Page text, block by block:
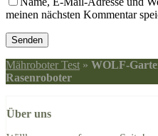
meinen nächsten Kommentar
Mähroboter Test » WOLF-
Rasenroboter
Über uns